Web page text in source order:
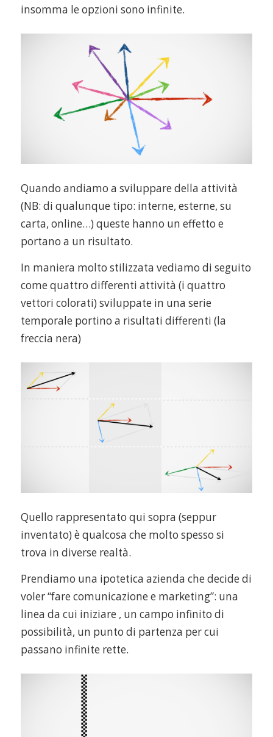
insomma le opzioni sono infinite.
Quando andiamo a sviluppare della attività
(NB: di qualunque tipo: interne, esterne, su
carta, online…) queste hanno un effetto e
portano a un risultato.
In maniera molto stilizzata vediamo di seguito
come quattro differenti attività (i quattro
vettori colorati) sviluppate in una serie
temporale portino a risultati differenti (la
freccia nera)
Quello rappresentato qui sopra (seppur
inventato) è qualcosa che molto spesso si
trova in diverse realtà.
Prendiamo una ipotetica azienda che decide di
voler “fare comunicazione e marketing”: una
linea da cui iniziare , un campo infinito di
possibilità, un punto di partenza per cui
passano infinite rette.